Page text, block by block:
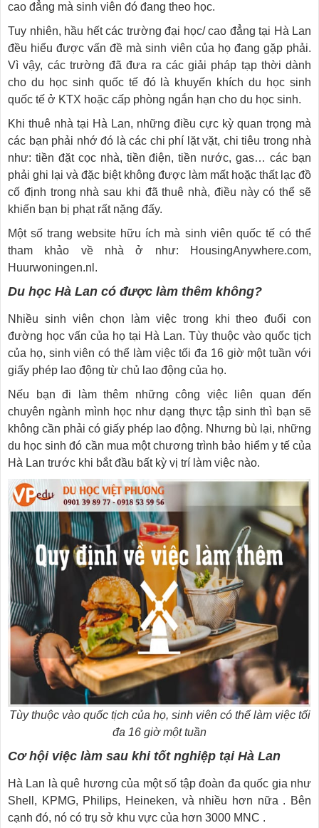
cao đẳng mà sinh viên đó đang theo học.
Tuy nhiên, hầu hết các trường đại học/ cao đẳng tại Hà Lan
đều hiểu được vấn đề mà sinh viên của họ đang gặp phải.
Vì vậy, các trường đã đưa ra các giải pháp tạp thời dành
cho du học sinh quốc tế đó là khuyến khích du học sinh
quốc tế ở KTX hoặc cấp phòng ngắn hạn cho du học sinh.
Khi thuê nhà tại Hà Lan, những điều cực kỳ quan trọng mà
các bạn phải nhớ đó là các chi phí lặt vặt, chi tiêu trong nhà
như: tiền đặt cọc nhà, tiền điện, tiền nước, gas… các bạn
phải ghi lại và đặc biệt không được làm mất hoặc thất lạc đồ
cố định trong nhà sau khi đã thuê nhà, điều này có thể sẽ
khiến bạn bị phạt rất nặng đấy.
Một số trang website hữu ích mà sinh viên quốc tế có thể
tham khảo về nhà ở như: HousingAnywhere.com,
Huurwoningen.nl.
Du học Hà Lan có được làm thêm không?
Nhiều sinh viên chọn làm việc trong khi theo đuổi con
đường học vấn của họ tại Hà Lan. Tùy thuộc vào quốc tịch
của họ, sinh viên có thể làm việc tối đa 16 giờ một tuần với
giấy phép lao động từ chủ lao động của họ.
Nếu bạn đi làm thêm những công việc liên quan đến
chuyên ngành mình học như dạng thực tập sinh thì bạn sẽ
không cần phải có giấy phép lao động. Nhưng bù lại, những
du học sinh đó cần mua một chương trình bảo hiểm y tế của
Hà Lan trước khi bắt đầu bất kỳ vị trí làm việc nào.
Tùy thuộc vào quốc tịch của họ, sinh viên có thể làm việc tối
đa 16 giờ một tuần
Cơ hội việc làm sau khi tốt nghiệp tại Hà Lan
Hà Lan là quê hương của một số tập đoàn đa quốc gia như
Shell, KPMG, Philips, Heineken, và nhiều hơn nữa . Bên
cạnh đó, nó có trụ sở khu vực của hơn 3000 MNC .